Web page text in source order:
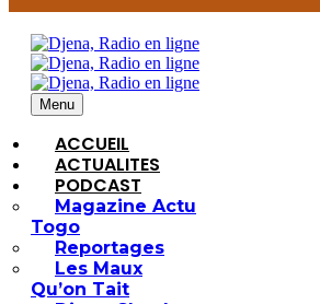
Menu
ACCUEIL
ACTUALITES
PODCAST
Magazine Actu
Togo
Reportages
Les Maux
Qu’on Tait